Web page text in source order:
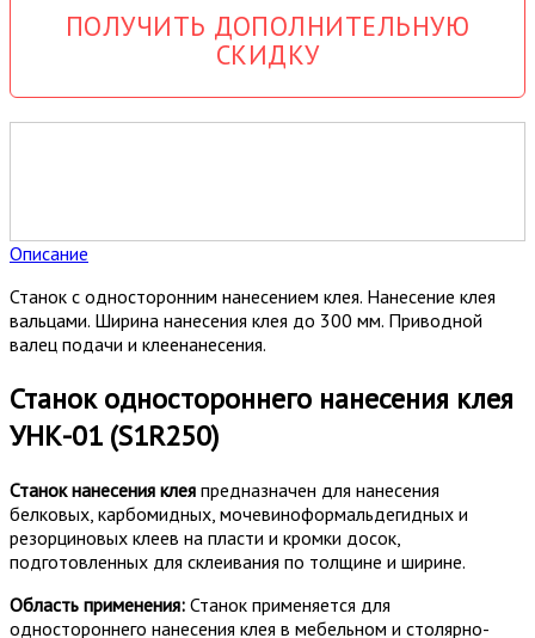
ПОЛУЧИТЬ ДОПОЛНИТЕЛЬНУЮ
СКИДКУ
Описание
Станок с односторонним нанесением клея. Нанесение клея
вальцами. Ширина нанесения клея до 300 мм. Приводной
валец подачи и клеенанесения.
Станок одностороннего нанесения клея
УНК-01 (S1R250)
Станок нанесения клея предназначен для нанесения
белковых, карбомидных, мочевиноформальдегидных и
резорциновых клеев на пласти и кромки досок,
подготовленных для склеивания по толщине и ширине.
Область применения: Станок применяется для
одностороннего нанесения клея в мебельном и столярно-